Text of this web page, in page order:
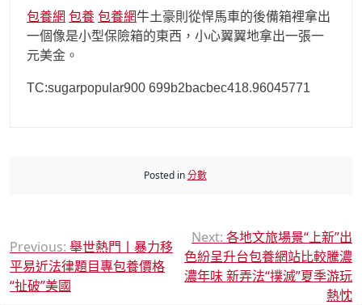
包養網 包養 包養網牛土豪則從悍馬車的後備箱裡拿出
一個像是小型保險箱的東西，小心翼翼地拿出一張一
元美金。
TC:sugarpopular900 699b2bacbec418.96045771
Posted in分數
文
章
導
Previous: 舉世熱門丨暴力移
平易近法律題目專包養價格
“扯破”美國
Next: 各地文旅場景“上新”出
色紛呈升台包養網站比較騰濃
濃年味 新弄法“撲滅”夏季游玩
熱忱